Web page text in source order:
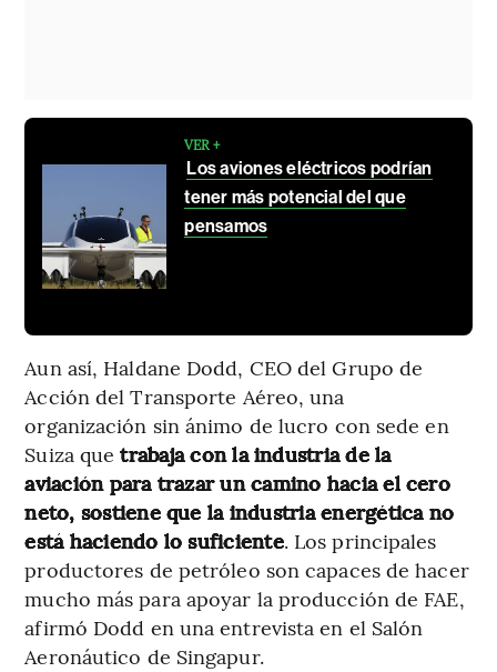
VER +
Los aviones eléctricos podrían
tener más potencial del que
pensamos
Aun así, Haldane Dodd, CEO del Grupo de
Acción del Transporte Aéreo, una
organización sin ánimo de lucro con sede en
Suiza quetrabaja con la industria de la
aviación para trazar un camino hacia el cero
neto, sostiene que la industria energética no
está haciendo lo suficiente. Los principales
productores de petróleo son capaces de hacer
mucho más para apoyar la producción de FAE,
afirmó Dodd en una entrevista en el Salón
Aeronáutico de Singapur.